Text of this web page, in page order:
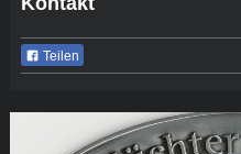
Teilen